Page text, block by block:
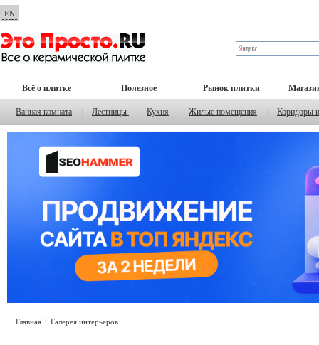
EN
Всё о плитке Полезное Рынок плитки
Ванная комната Лестницы Кухня Жилые помещения Коридоры
Главная \ Галерея интерьеров